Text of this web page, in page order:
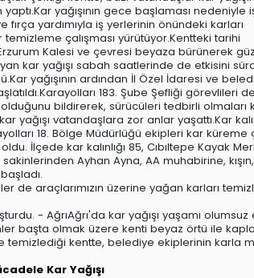
yağışının gece başlaması nedeniyle
yardımıyla iş yerlerinin önündeki karları
çalışması yürütüyor.Kentteki tarihi
Kalesi ve çevresi beyaza bürünerek
kar yağışı sabah saatlerinde de etkisini
yağışının ardından İl Özel İdaresi ve
183. Şube Şefliği görevlileri
olduğunu bildirerek, sürücüleri tedbirli olmaları
vatandaşlara zor anlar yaşattı.Kar
18. Bölge Müdürlüğü ekipleri kar küreme
İlçede kar kalınlığı 85, Cıbıltepe Kayak
Ayhan Ayna, AA muhabirine, kışın,
de araçlarımızın üzerine yağan karları
- AğrıAğrı'da kar yağışı yaşamı olumsuz
başta olmak üzere kenti beyaz örtü ile
temizlediği kentte, belediye ekiplerinin karla
Kar Yağışı